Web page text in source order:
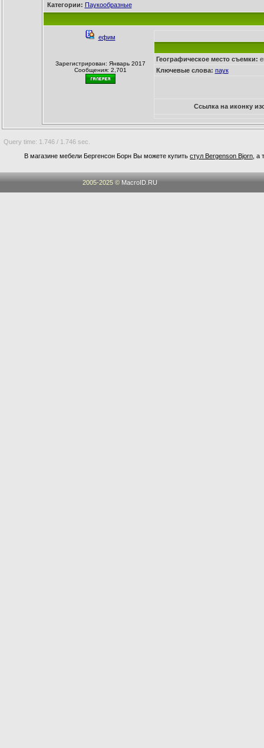
Категории: Паукообразные
ефим
Зарегистрирован: Январь 2017
Сообщения: 2,701
Географическое место съемки:
Ключевые слова: паук
Ссылка на иконку
Query time: 1.746 / 1.746 sec.
В магазине мебели Бергенсон Борн Вы можете купить стул Bergenson Bjorn ,
2005-2025 © MacroID.RU